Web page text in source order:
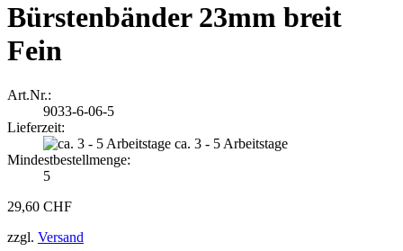
Bürstenbänder 23mm breit
Fein
Art.Nr.:
9033-6-06-5
Lieferzeit:
ca. 3 - 5 Arbeitstage
Mindestbestellmenge:
5
29,60 CHF
zzgl. Versand